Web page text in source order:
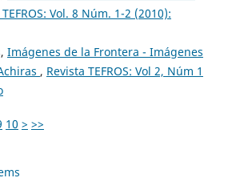
Vol. 8 Núm. 1-2 (2010):
Imágenes de la Frontera - Imágenes
, Revista TEFROS: Vol 2, Núm 1
10 > >>